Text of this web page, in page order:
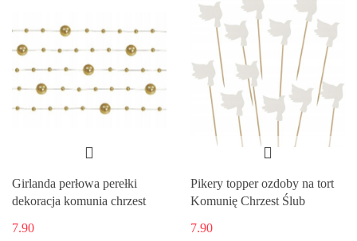
Girlanda perłowa perełki
dekoracja komunia chrzest
7.90
Pikery topper ozdoby na tort
Komunię Chrzest Ślub
7.90